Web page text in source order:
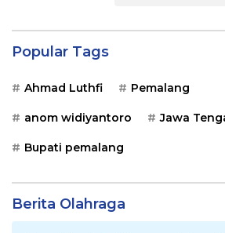
Popular Tags
Ahmad Luthfi Pemalang
anom widiyantoro Jawa
Bupati pemalang
Berita Olahraga